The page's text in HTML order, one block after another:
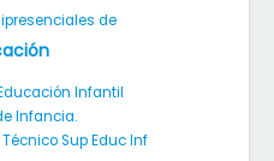
de
Infantil
Infancia.
Sup Educ Inf